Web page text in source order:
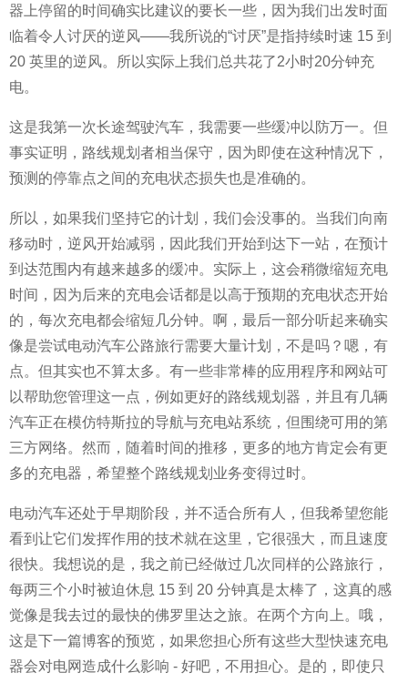
器上停留的时间确实比建议的要长一些，因为我们出发时面
临着令人讨厌的逆风——我所说的“讨厌”是指持续时速 15 到
20 英里的逆风。所以实际上我们总共花了2小时20分钟充
电。
这是我第一次长途驾驶汽车，我需要一些缓冲以防万一。但
事实证明，路线规划者相当保守，因为即使在这种情况下，
预测的停靠点之间的充电状态损失也是准确的。
所以，如果我们坚持它的计划，我们会没事的。当我们向南
移动时，逆风开始减弱，因此我们开始到达下一站，在预计
到达范围内有越来越多的缓冲。实际上，这会稍微缩短充电
时间，因为后来的充电会话都是以高于预期的充电状态开始
的，每次充电都会缩短几分钟。啊，最后一部分听起来确实
像是尝试电动汽车公路旅行需要大量计划，不是吗？嗯，有
点。但其实也不算太多。有一些非常棒的应用程序和网站可
以帮助您管理这一点，例如更好的路线规划器，并且有几辆
汽车正在模仿特斯拉的导航与充电站系统，但围绕可用的第
三方网络。然而，随着时间的推移，更多的地方肯定会有更
多的充电器，希望整个路线规划业务变得过时。
电动汽车还处于早期阶段，并不适合所有人，但我希望您能
看到让它们发挥作用的技术就在这里，它很强大，而且速度
很快。我想说的是，我之前已经做过几次同样的公路旅行，
每两三个小时被迫休息 15 到 20 分钟真是太棒了，这真的感
觉像是我去过的最快的佛罗里达之旅。在两个方向上。哦，
这是下一篇博客的预览，如果您担心所有这些大型快速充电
器会对电网造成什么影响 - 好吧，不用担心。是的，即使只